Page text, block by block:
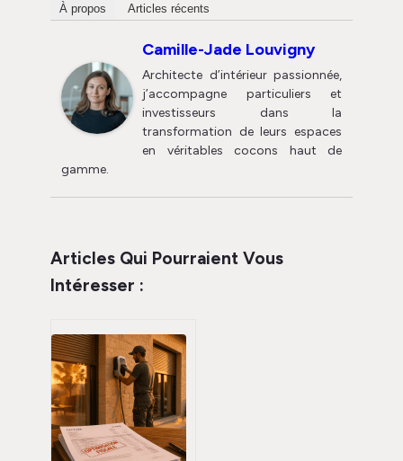
À propos Articles récents
Camille-Jade Louvigny
Architecte d’intérieur passionnée,
j’accompagne particuliers et
investisseurs dans la
transformation de leurs espaces
en véritables cocons haut de
gamme.
Articles Qui Pourraient Vous
Intéresser :